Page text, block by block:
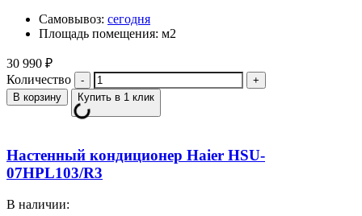
Самовывоз: сегодня
Площадь помещения: м2
30 990 ₽
Количество
В корзину Купить в 1 клик
Настенный кондиционер Haier HSU-
07HPL103/R3
В наличии: